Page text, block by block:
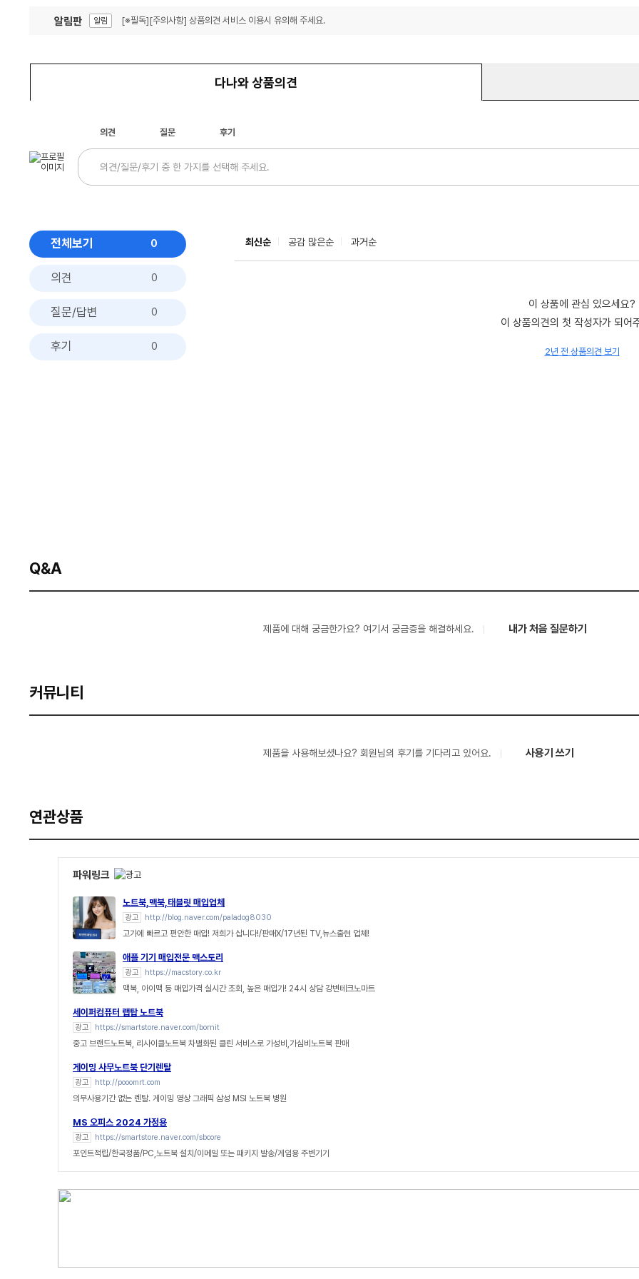
알림판 알림 [※필독][주의사항] 상품의견 서비스 이용시 유의해 주세요.
다나와 상품의견
의견 질문 후기
전체보기 0
의견 0
질문/답변 0
후기 0
최신순 공감 많은순 과거순
이 상품에 관심 있으세요?
이 상품의견의 첫 작성자가 되어
2년 전 상품의견 보기
Q&A
제품에 대해 궁금한가요? 여기서 궁금증을 해결하세요. 내가 처음 질문하기
커뮤니티
제품을 사용해보셨나요? 회원님의 후기를 기다리고 있어요. 사용기 쓰기
연관상품
파워링크
노트북,맥북,태블릿 매입업체
광고 http://blog.naver.com/paladog8030
고가에 빠르고 편안한 매입! 저희가 삽니다!/판매X/17년된 TV,뉴스출현 업체!
애플 기기 매입전문 맥스토리
광고 https://macstory.co.kr
맥북, 아이맥 등 매입가격 실시간 조회, 높은 매입가! 24시 상담 강변테크노마트
세이퍼컴퓨터 랩탑 노트북
광고 https://smartstore.naver.com/bornit
중고 브랜드노트북, 리사이클노트북 차별화된 클린 서비스로 가성비,가심비노트북 판매
게이밍 사무노트북 단기렌탈
광고 http://pooomrt.com
의무사용기간 없는 렌탈. 게이밍 영상 그래픽 삼성 MSI 노트북 병원
MS 오피스 2024 가정용
광고 https://smartstore.naver.com/sbcore
포인트적립/한국정품/PC,노트북 설치/이메일 또는 패키지 발송/게임용 주변기기